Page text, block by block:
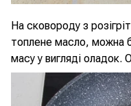
На сковороду з
топлене масло, можна
масу у вигляді оладок.